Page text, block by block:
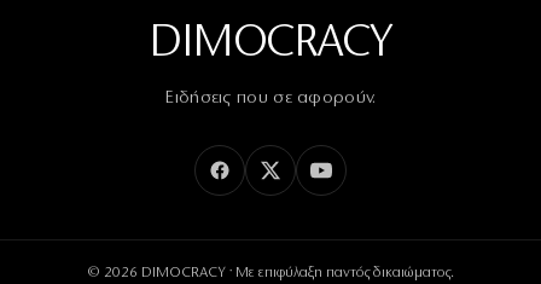
DIMOCRACY
Ειδήσεις που σε αφορούν.
© 2026 DIMOCRACY · Με επιφύλαξη παντός δικαιώματος.